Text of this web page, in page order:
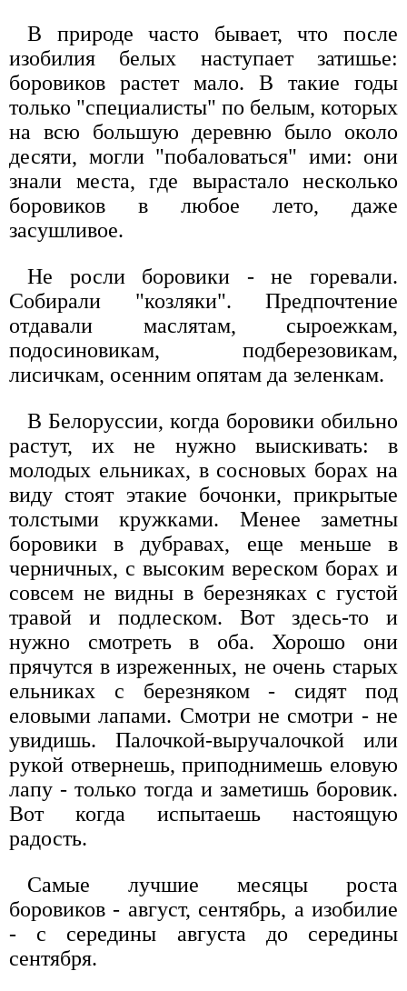
В природе часто бывает, что после
изобилия белых наступает затишье:
боровиков растет мало. В такие годы
только "специалисты" по белым, которых
на всю большую деревню было около
десяти, могли "побаловаться" ими: они
знали места, где вырастало несколько
боровиков в любое лето, даже
засушливое.
Не росли боровики - не горевали.
Собирали "козляки". Предпочтение
отдавали маслятам, сыроежкам,
подосиновикам, подберезовикам,
лисичкам, осенним опятам да зеленкам.
В Белоруссии, когда боровики обильно
растут, их не нужно выискивать: в
молодых ельниках, в сосновых борах на
виду стоят этакие бочонки, прикрытые
толстыми кружками. Менее заметны
боровики в дубравах, еще меньше в
черничных, с высоким вереском борах и
совсем не видны в березняках с густой
травой и подлеском. Вот здесь-то и
нужно смотреть в оба. Хорошо они
прячутся в изреженных, не очень старых
ельниках с березняком - сидят под
еловыми лапами. Смотри не смотри - не
увидишь. Палочкой-выручалочкой или
рукой отвернешь, приподнимешь еловую
лапу - только тогда и заметишь боровик.
Вот когда испытаешь настоящую
радость.
Самые лучшие месяцы роста
боровиков - август, сентябрь, а изобилие
- с середины августа до середины
сентября.